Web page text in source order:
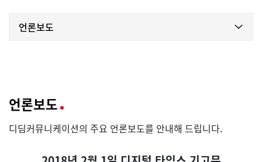
언론보도
언론보도
디딤커뮤니케이션의 주요 언론보도를 안내해 드립니다.